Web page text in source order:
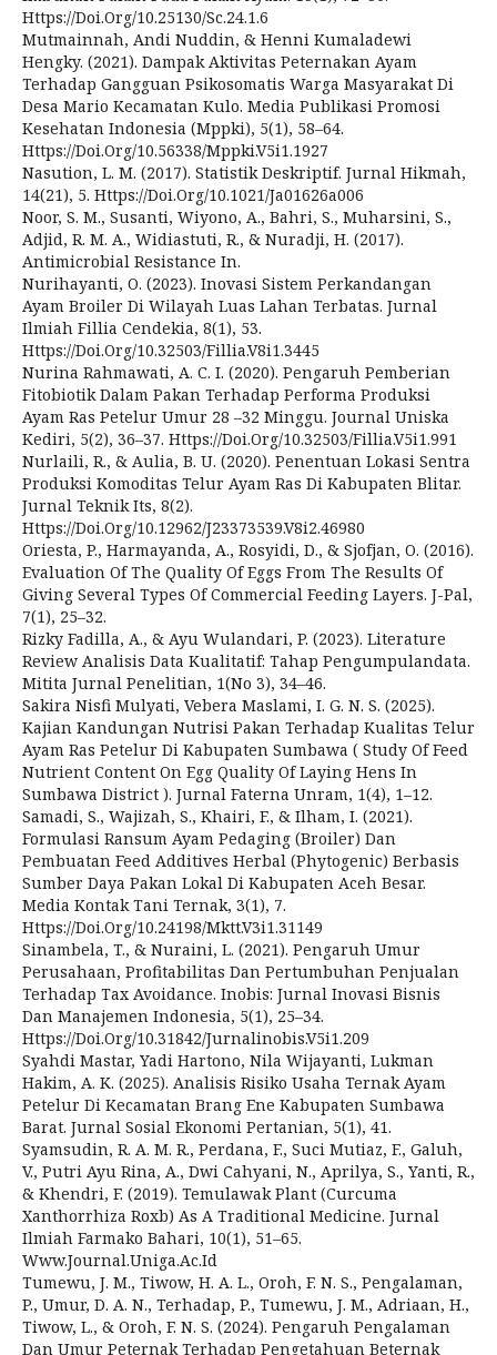
Https://Doi.Org/10.25130/Sc.24.1.6
Mutmainnah, Andi Nuddin, & Henni Kumaladewi
Hengky. (2021). Dampak Aktivitas Peternakan Ayam
Terhadap Gangguan Psikosomatis Warga Masyarakat Di
Desa Mario Kecamatan Kulo. Media Publikasi Promosi
Kesehatan Indonesia (Mppki), 5(1), 58–64.
Https://Doi.Org/10.56338/Mppki.V5i1.1927
Nasution, L. M. (2017). Statistik Deskriptif. Jurnal Hikmah,
14(21), 5. Https://Doi.Org/10.1021/Ja01626a006
Noor, S. M., Susanti, Wiyono, A., Bahri, S., Muharsini, S.,
Adjid, R. M. A., Widiastuti, R., & Nuradji, H. (2017).
Antimicrobial Resistance In.
Nurihayanti, O. (2023). Inovasi Sistem Perkandangan
Ayam Broiler Di Wilayah Luas Lahan Terbatas. Jurnal
Ilmiah Fillia Cendekia, 8(1), 53.
Https://Doi.Org/10.32503/Fillia.V8i1.3445
Nurina Rahmawati, A. C. I. (2020). Pengaruh Pemberian
Fitobiotik Dalam Pakan Terhadap Performa Produksi
Ayam Ras Petelur Umur 28 –32 Minggu. Journal Uniska
Kediri, 5(2), 36–37. Https://Doi.Org/10.32503/Fillia.V5i1.991
Nurlaili, R., & Aulia, B. U. (2020). Penentuan Lokasi Sentra
Produksi Komoditas Telur Ayam Ras Di Kabupaten Blitar.
Jurnal Teknik Its, 8(2).
Https://Doi.Org/10.12962/J23373539.V8i2.46980
Oriesta, P., Harmayanda, A., Rosyidi, D., & Sjofjan, O. (2016).
Evaluation Of The Quality Of Eggs From The Results Of
Giving Several Types Of Commercial Feeding Layers. J-Pal,
7(1), 25–32.
Rizky Fadilla, A., & Ayu Wulandari, P. (2023). Literature
Review Analisis Data Kualitatif: Tahap Pengumpulandata.
Mitita Jurnal Penelitian, 1(No 3), 34–46.
Sakira Nisfi Mulyati, Vebera Maslami, I. G. N. S. (2025).
Kajian Kandungan Nutrisi Pakan Terhadap Kualitas Telur
Ayam Ras Petelur Di Kabupaten Sumbawa ( Study Of Feed
Nutrient Content On Egg Quality Of Laying Hens In
Sumbawa District ). Jurnal Faterna Unram, 1(4), 1–12.
Samadi, S., Wajizah, S., Khairi, F., & Ilham, I. (2021).
Formulasi Ransum Ayam Pedaging (Broiler) Dan
Pembuatan Feed Additives Herbal (Phytogenic) Berbasis
Sumber Daya Pakan Lokal Di Kabupaten Aceh Besar.
Media Kontak Tani Ternak, 3(1), 7.
Https://Doi.Org/10.24198/Mktt.V3i1.31149
Sinambela, T., & Nuraini, L. (2021). Pengaruh Umur
Perusahaan, Profitabilitas Dan Pertumbuhan Penjualan
Terhadap Tax Avoidance. Inobis: Jurnal Inovasi Bisnis
Dan Manajemen Indonesia, 5(1), 25–34.
Https://Doi.Org/10.31842/Jurnalinobis.V5i1.209
Syahdi Mastar, Yadi Hartono, Nila Wijayanti, Lukman
Hakim, A. K. (2025). Analisis Risiko Usaha Ternak Ayam
Petelur Di Kecamatan Brang Ene Kabupaten Sumbawa
Barat. Jurnal Sosial Ekonomi Pertanian, 5(1), 41.
Syamsudin, R. A. M. R., Perdana, F., Suci Mutiaz, F., Galuh,
V., Putri Ayu Rina, A., Dwi Cahyani, N., Aprilya, S., Yanti, R.,
& Khendri, F. (2019). Temulawak Plant (Curcuma
Xanthorrhiza Roxb) As A Traditional Medicine. Jurnal
Ilmiah Farmako Bahari, 10(1), 51–65.
Www.Journal.Uniga.Ac.Id
Tumewu, J. M., Tiwow, H. A. L., Oroh, F. N. S., Pengalaman,
P., Umur, D. A. N., Terhadap, P., Tumewu, J. M., Adriaan, H.,
Tiwow, L., & Oroh, F. N. S. (2024). Pengaruh Pengalaman
Dan Umur Peternak Terhadap Pengetahuan Beternak